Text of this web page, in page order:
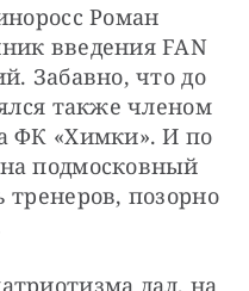
Роман
введения FAN
Забавно, что до
также членом
ФК «Химки». И по
подмосковный
позорно
дал, на